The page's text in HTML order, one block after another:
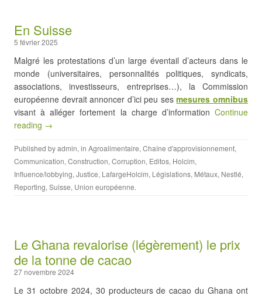
En Suisse
5 février 2025
Malgré les protestations d’un large éventail d’acteurs dans le
monde (universitaires, personnalités politiques, syndicats,
associations, investisseurs, entreprises…), la Commission
européenne devrait annoncer d’ici peu sesmesures omnibus
visant à alléger fortement la charge d’information Continue
reading →
Published byadmin, in Agroalimentaire, Chaîne d'approvisionnement,
Communication, Construction, Corruption, Editos, Holcim,
Influence/lobbying, Justice, LafargeHolcim, Législations, Métaux, Nestlé,
Reporting, Suisse, Union européenne.
Le Ghana revalorise (légèrement) le prix
de la tonne de cacao
27 novembre 2024
Le 31 octobre 2024, 30 producteurs de cacao du Ghana ont